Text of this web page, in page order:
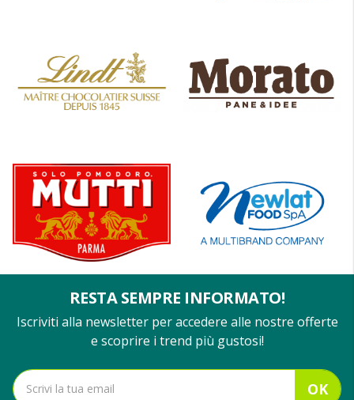
RESTA SEMPRE INFORMATO!
Iscriviti alla newsletter per accedere alle nostre offerte
e scoprire i trend più gustosi!
OK